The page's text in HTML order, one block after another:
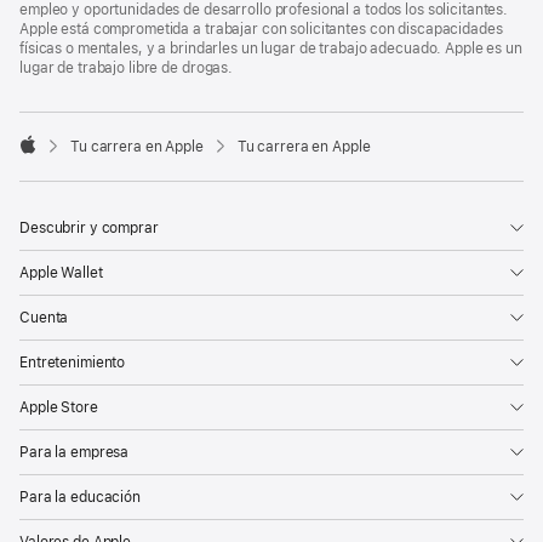
empleo y oportunidades de desarrollo profesional a todos los solicitantes.
Apple está comprometida a trabajar con solicitantes con discapacidades
físicas o mentales, y a brindarles un lugar de trabajo adecuado. Apple es un
lugar de trabajo libre de drogas.

Tu carrera en Apple Tu carrera en Apple
Descubrir y comprar
Apple Wallet
Cuenta
Entretenimiento
Apple Store
Para la empresa
Para la educación